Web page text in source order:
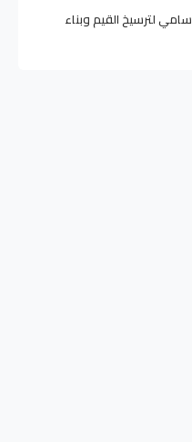
لترسيخ القيم وبناء